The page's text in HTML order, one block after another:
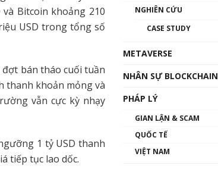
Bitcoin khoảng 210
USD trong tổng số
đợt bán tháo cuối tuần
thanh khoản mỏng và
vẫn cực kỳ nhạy
1 tỷ USD thanh
tiếp tục lao dốc.
01:34:46
NGHIÊN CỨU
CASE STUDY
METAVERSE
NHÂN SỰ BLOCKCHAIN
PHÁP LÝ
GIAN LẬN & SCAM
QUỐC TẾ
VIỆT NAM